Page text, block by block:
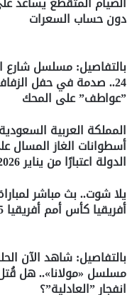
دون حساب السعرات
24.. صدمة في حفل
”عواطف” على المحك
المملكة العربية
أسطوانات الغاز
الدولة اعتبارًا من يناير 2026
يلا شوت.. بث مباشر
أفريقيا كأس أمم أفريقيا 2025
مسلسل «مولانا».. هل
انفجار ”العادلية”؟